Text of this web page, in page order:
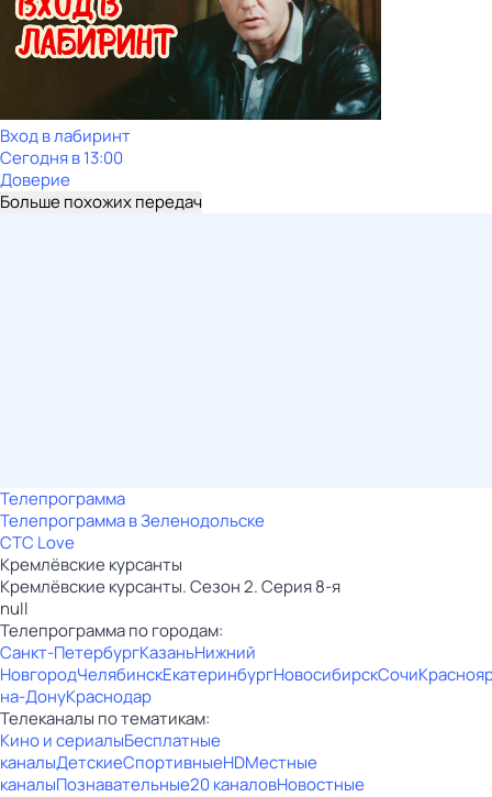
Вход в лабиринт
Сегодня в 13:00
Доверие
Больше похожих передач
Телепрограмма
Телепрограмма в Зеленодольске
СТС Love
Кремлёвские курсанты
Кремлёвские курсанты. Сезон 2. Серия 8-я
null
Телепрограмма по городам:
Санкт-ПетербургКазаньНижний
НовгородЧелябинскЕкатеринбургНовосибирскСочи
на-ДонуКраснодар
Телеканалы по тематикам:
Кино и сериалыБесплатные
каналыДетскиеСпортивныеHDМестные
каналыПознавательные20 каналовНовостные